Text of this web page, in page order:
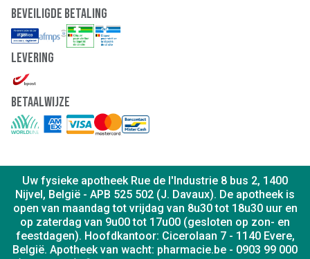
Beveiligde Betaling
Levering
Betaalwijze
Uw fysieke apotheek Rue de l'Industrie 8 bus 2, 1400
Nijvel, België - APB 525 502 (J. Davaux). De apotheek is
open van maandag tot vrijdag van 8u30 tot 18u30 uur en
op zaterdag van 9u00 tot 17u00 (gesloten op zon- en
feestdagen). Hoofdkantoor: Cicerolaan 7 - 1140 Evere,
België. Apotheek van wacht: pharmacie.be - 0903 99 000